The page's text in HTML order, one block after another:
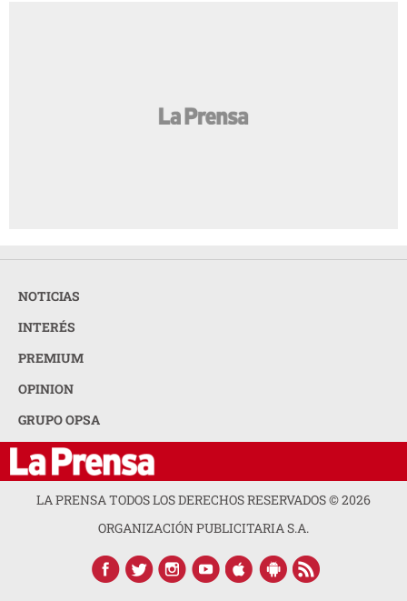
NOTICIAS
INTERÉS
PREMIUM
OPINION
GRUPO OPSA
LA PRENSA TODOS LOS DERECHOS RESERVADOS ©2026
ORGANIZACIÓN PUBLICITARIA S.A.